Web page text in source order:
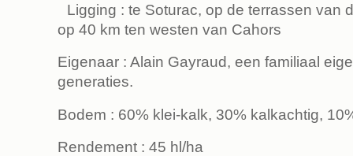
Ligging : te Soturac, op de terrassen van
op 40 km ten westen van Cahors
Eigenaar : Alain Gayraud, een familiaal
generaties.
Bodem : 60% klei-kalk, 30% kalkachtig,
Rendement : 45 hl/ha